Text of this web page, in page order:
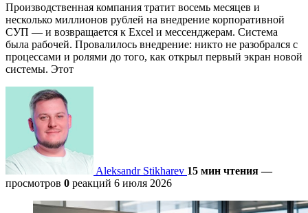
Производственная компания тратит восемь месяцев и
несколько миллионов рублей на внедрение корпоративной
СУП — и возвращается к Excel и мессенджерам. Система
была рабочей. Провалилось внедрение: никто не разобрался с
процессами и ролями до того, как открыл первый экран новой
системы. Этот
Aleksandr Stikharev 15 мин чтения —
просмотров 0 реакций 6 июля 2026